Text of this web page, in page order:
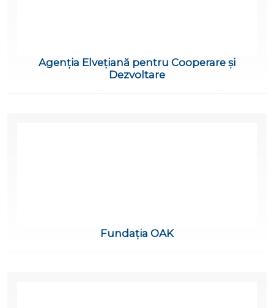
Agenția Elvețiană pentru Cooperare și
Dezvoltare
Fundația OAK